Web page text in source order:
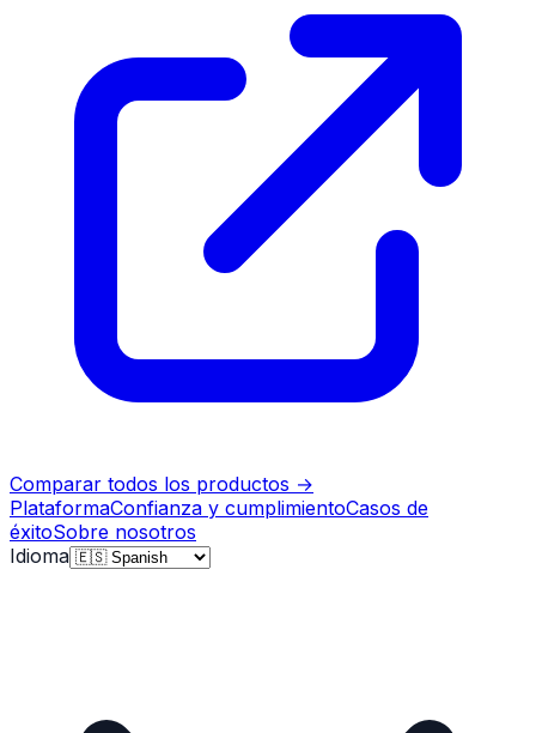
Comparar todos los productos →
PlataformaConfianza y cumplimientoCasos de
éxitoSobre nosotros
Idioma